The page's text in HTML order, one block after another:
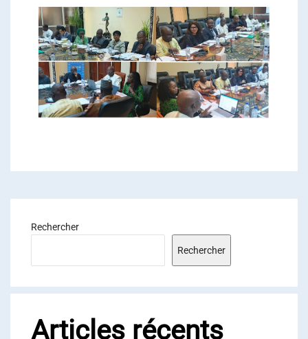
Rechercher
Rechercher
Articles récents